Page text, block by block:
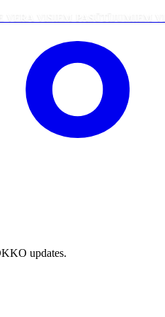
PASŪTĪJUMIEM VIRS 25 €
updates.